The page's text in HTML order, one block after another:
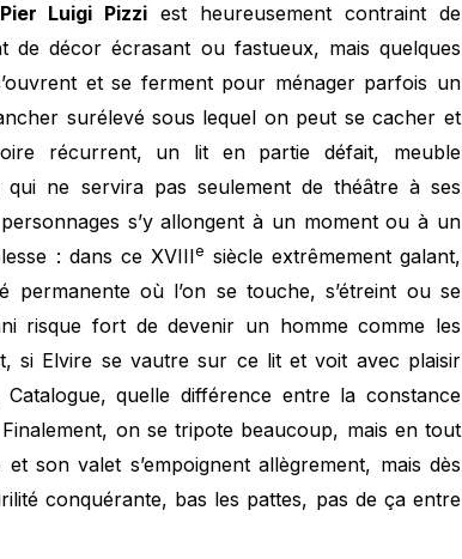
Pier Luigi Pizzi est heureusement contraint de
de décor écrasant ou fastueux, mais quelques
et se ferment pour ménager parfois un
surélevé sous lequel on peut se cacher et
récurrent, un lit en partie défait, meuble
ne servira pas seulement de théâtre à ses
s’y allongent à un moment ou à un
: dans ce XVIIIe siècle extrêmement galant,
permanente où l’on se touche, s’étreint ou se
risque fort de devenir un homme comme les
si Elvire se vautre sur ce lit et voit avec plaisir
quelle différence entre la constance
on se tripote beaucoup, mais en tout
son valet s’empoignent allègrement, mais dès
conquérante, bas les pattes, pas de ça entre